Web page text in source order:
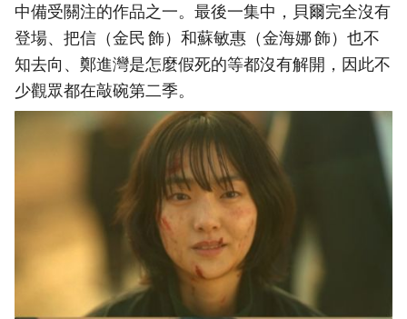
中備受關注的作品之一。最後一集中，貝爾完全沒有
登場、把信（金民 飾）和蘇敏惠（金海娜 飾）也不
知去向、鄭進灣是怎麼假死的等都沒有解開，因此不
少觀眾都在敲碗第二季。